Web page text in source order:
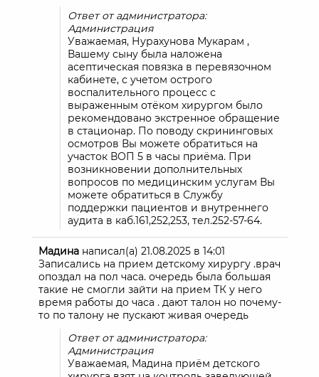
Ответ от администратора:
Администрация
Уважаемая, Нурахунова Мукарам ,
Вашему сыну была наложена
асептическая повязка в перевязочном
кабинете, с учетом острого
воспалительного процесс с
выраженным отёком хирургом было
рекомендовано экстренное обращение
в стационар. По поводу скрининговых
осмотров Вы можете обратиться на
участок ВОП 5 в часы приёма. При
возникновении дополнительных
вопросов по медицинским услугам Вы
можете обратиться в Службу
поддержки пациентов и внутреннего
аудита в каб.161,252,253, тел.252-57-64.
Мадина написал(а) 21.08.2025 в 14:01
Записались на прием детскому хирургу .врач
опоздал на пол часа. очередь была большая
такие не смогли зайти на прием ТК у него
время работы до часа . дают талон но почему-
то по талону не пускают живая очередь
Ответ от администратора:
Администрация
Уважаемая, Мадина приём детского